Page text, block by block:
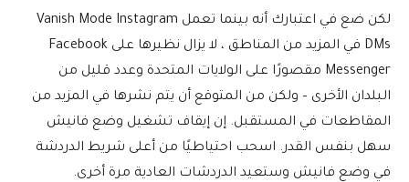
لكن ضع في اعتبارك أنه بينما تعمل Vanish Mode Instagram
DMs في المزيد من المناطق ، لا يزال نظيرها على Facebook
Messenger مقصورًا على الولايات المتحدة وعدد قليل من
البلدان الأخرى – ولكن من المتوقع أن يتم نشرها في المزيد من
المقاطعات في المستقبل. إن إيقاف تشغيل وضع فانيش
سهل بنفس القدر. اسحب احتياطيًا من أعلى شريط الدردشة
في وضع فانيش وستعيد الدردشات العادية مرة أخرى.